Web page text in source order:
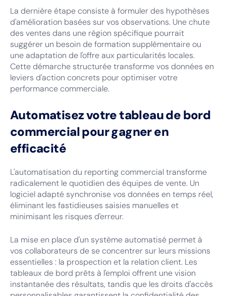
La dernière étape consiste à formuler des hypothèses
d'amélioration basées sur vos observations. Une chute
des ventes dans une région spécifique pourrait
suggérer un besoin de formation supplémentaire ou
une adaptation de l'offre aux particularités locales.
Cette démarche structurée transforme vos données en
leviers d'action concrets pour optimiser votre
performance commerciale.
Automatisez votre tableau de bord
commercial pour gagner en
efficacité
L'automatisation du reporting commercial transforme
radicalement le quotidien des équipes de vente. Un
logiciel adapté synchronise vos données en temps réel,
éliminant les fastidieuses saisies manuelles et
minimisant les risques d'erreur.
La mise en place d'un système automatisé permet à
vos collaborateurs de se concentrer sur leurs missions
essentielles : la prospection et la relation client. Les
tableaux de bord prêts à l'emploi offrent une vision
instantanée des résultats, tandis que les droits d'accès